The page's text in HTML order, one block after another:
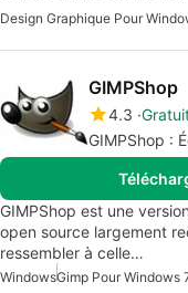
Design Graphique Pour
GIMPShop
4.3
GIMPShop :
GIMPShop est une
open source largement
ressembler à celle…
WindowsGimp Pour Windows